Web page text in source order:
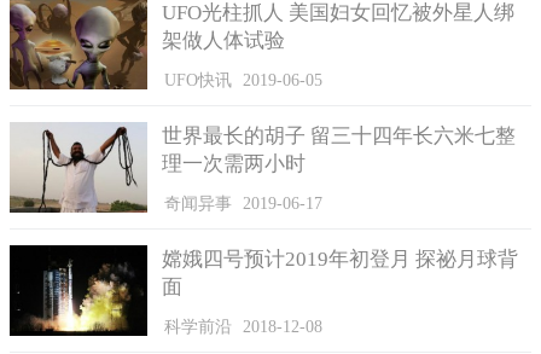
这两次缆线断裂使工程师们悟道，这是早期的设计参数是不
准确的关系非偶然。这让大家都感觉到危机，因为不确保其他的
缆线是否会再掉落，那个巨大的平台靠着那两条存在问题的缆线
支撑着，若另一条又发生断裂，这个有着900吨重量的金属平台将
坍塌在主盘，这样极有可能造成三座主塔倾斜，这危险系数不可
估量。
生命危险，换言之，现在只能考虑如何安全的拆掉阿雷西博了。
周四上午的新闻发布会，连NSF天文科学部的主任Ralph Gaume也
表示，如果加固这个望远镜也许将会面临它完全崩塌的灾害，这
不禁令人感到悲伤，因为这句话也证实了这个运作57年的望远镜
UFO光柱抓人 美国妇女回忆被外星人绑
架做人体试验
UFO快讯 2019-06-05
世界最长的胡子 留三十四年长六米七整
理一次需两小时
奇闻异事 2019-06-17
嫦娥四号预计2019年初登月 探祕月球背
面
科学前沿 2018-12-08